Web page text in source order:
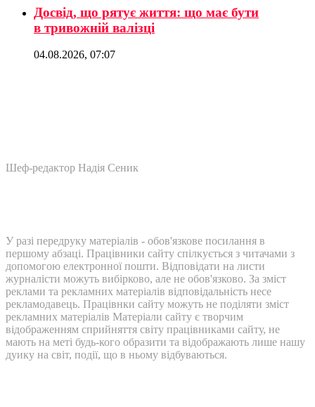
Досвід, що рятує життя: що має бути
в тривожній валізці
04.08.2026, 07:07
Шеф-редактор Надія Сеник
У разі передруку матеріалів - обов'язкове посилання в
першому абзаці. Працівники сайту спілкується з читачами з
допомогою електронної пошти. Відповідати на листи
журналісти можуть вибірково, але не обов'язково. За зміст
реклами та рекламних матеріалів відповідальність несе
рекламодавець. Працівнки сайту можуть не поділяти зміст
рекламних матеріалів Матеріали сайту є творчим
відображенням сприйняття світу працівниками сайту, не
мають на меті будь-кого образити та відображають лише нашу
дуику на світ, події, що в ньому відбуваються.